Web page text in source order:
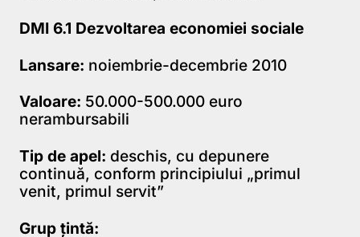
DMI 6.1 Dezvoltarea economiei sociale
Lansare: noiembrie-decembrie 2010
Valoare: 50.000-500.000 euro
nerambursabili
Tip de apel: deschis, cu depunere
continuă, conform principiului „primul
venit, primul servit”
Grup țintă: